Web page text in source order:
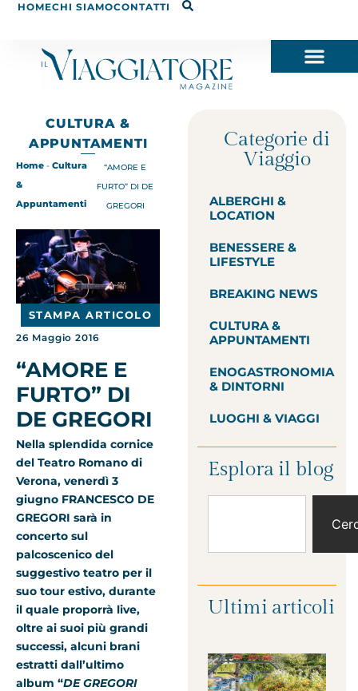
HOMECHI SIAMOCONTATTI
CULTURA &
APPUNTAMENTI
Home - Cultura
&
Appuntamenti
“AMORE E
FURTO” DI DE
GREGORI
STAMPA ARTICOLO
26 Maggio 2016
“AMORE E
FURTO” DI
DE GREGORI
Nella splendida cornice
del Teatro Romano di
Verona, venerdì 3
giugno FRANCESCO DE
GREGORI sarà in
concerto sul
palcoscenico del
suggestivo teatro per il
suo tour estivo, durante
il quale proporrà live,
oltre ai suoi più grandi
successi, alcuni brani
estratti dall’ultimo
album “DE GREGORI
Categorie di
Viaggio
ALBERGHI &
LOCATION
BENESSERE &
LIFESTYLE
BREAKING NEWS
CULTURA &
APPUNTAMENTI
ENOGASTRONOMIA
& DINTORNI
LUOGHI & VIAGGI
Esplora il blog
Ultimi articoli